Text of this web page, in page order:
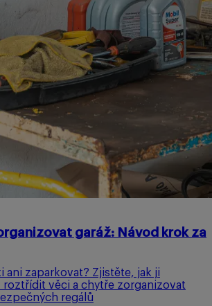
garáž: Návod krok za
ani zaparkovat? Zjistěte, jak ji
věci a chytře zorganizovat
regálů